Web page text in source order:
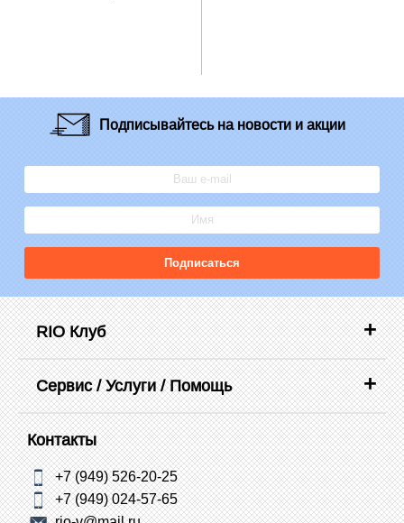
Подписывайтесьна новости и акции
Подписаться
RIO Клуб
Сервис / Услуги / Помощь
Контакты
+7 (949) 526-20-25
+7 (949) 024-57-65